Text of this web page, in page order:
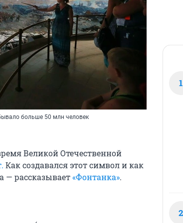
больше 50 млн человек
Великой Отечественной
Как создавался этот символ и как
— рассказывает«Фонтанка».
1
2